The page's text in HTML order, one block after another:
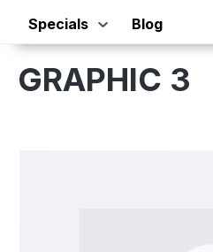
Specials Blog
GRAPHIC 3